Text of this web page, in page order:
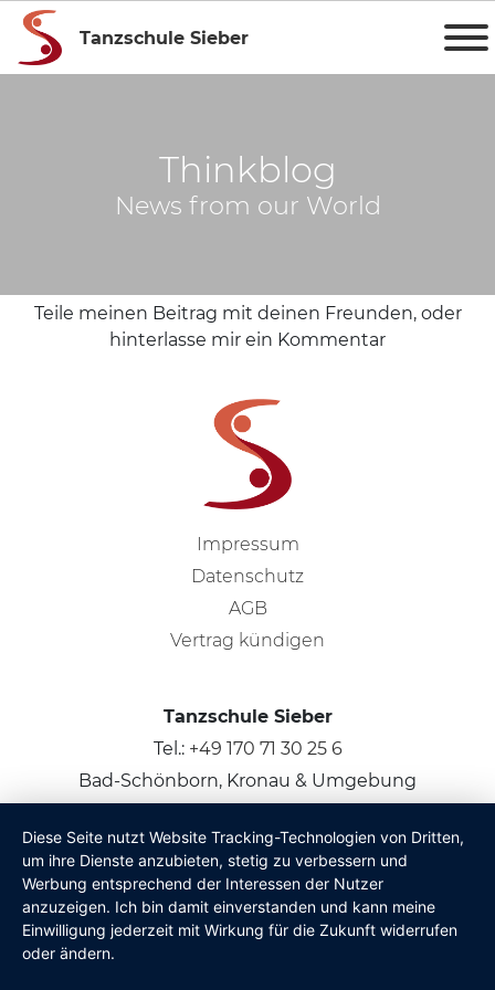
Tanzschule Sieber
Thinkblog
News from our World
Teile meinen Beitrag mit deinen Freunden, oder
hinterlasse mir ein Kommentar
Diese Seite nutzt Website Tracking-Technologien von Dritten,
um ihre Dienste anzubieten, stetig zu verbessern und
Werbung entsprechend der Interessen der Nutzer
anzuzeigen. Ich bin damit einverstanden und kann meine
Einwilligung jederzeit mit Wirkung für die Zukunft widerrufen
oder ändern.
Impressum
Datenschutz
AGB
Vertrag kündigen
Tanzschule Sieber
Tel.: +49 170 71 30 25 6
Bad-Schönborn, Kronau & Umgebung
© 2026 Claus Sieber